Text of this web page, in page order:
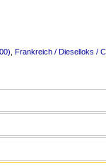
Frankreich / Dieselloks /